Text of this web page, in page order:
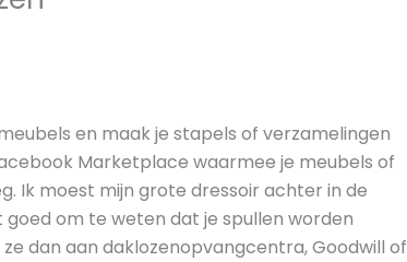
en maak je stapels of verzamelingen
Marketplace waarmee je meubels of
Ik moest mijn grote dressoir achter in de
om te weten dat je spullen worden
dan aan daklozenopvangcentra, Goodwill of